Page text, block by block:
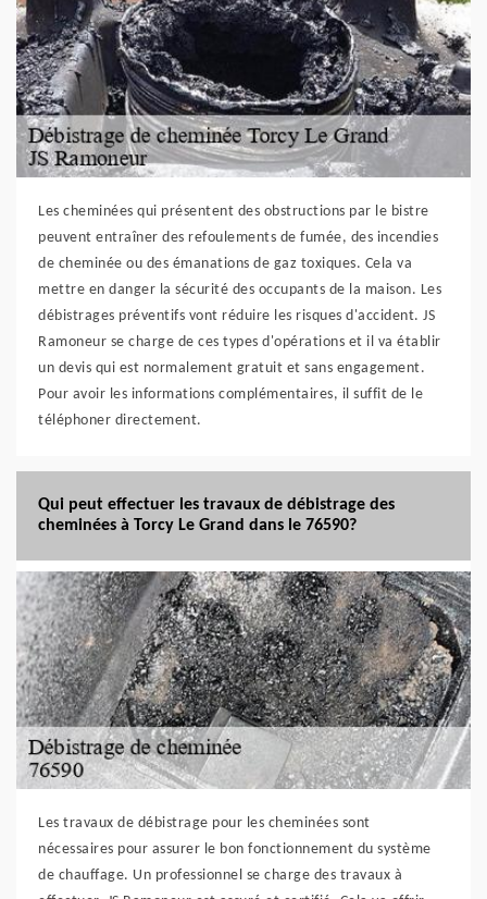
Les cheminées qui présentent des obstructions par le bistre
peuvent entraîner des refoulements de fumée, des incendies
de cheminée ou des émanations de gaz toxiques. Cela va
mettre en danger la sécurité des occupants de la maison. Les
débistrages préventifs vont réduire les risques d'accident. JS
Ramoneur se charge de ces types d'opérations et il va établir
un devis qui est normalement gratuit et sans engagement.
Pour avoir les informations complémentaires, il suffit de le
téléphoner directement.
Qui peut effectuer les travaux de débistrage des
cheminées à Torcy Le Grand dans le 76590?
Les travaux de débistrage pour les cheminées sont
nécessaires pour assurer le bon fonctionnement du système
de chauffage. Un professionnel se charge des travaux à